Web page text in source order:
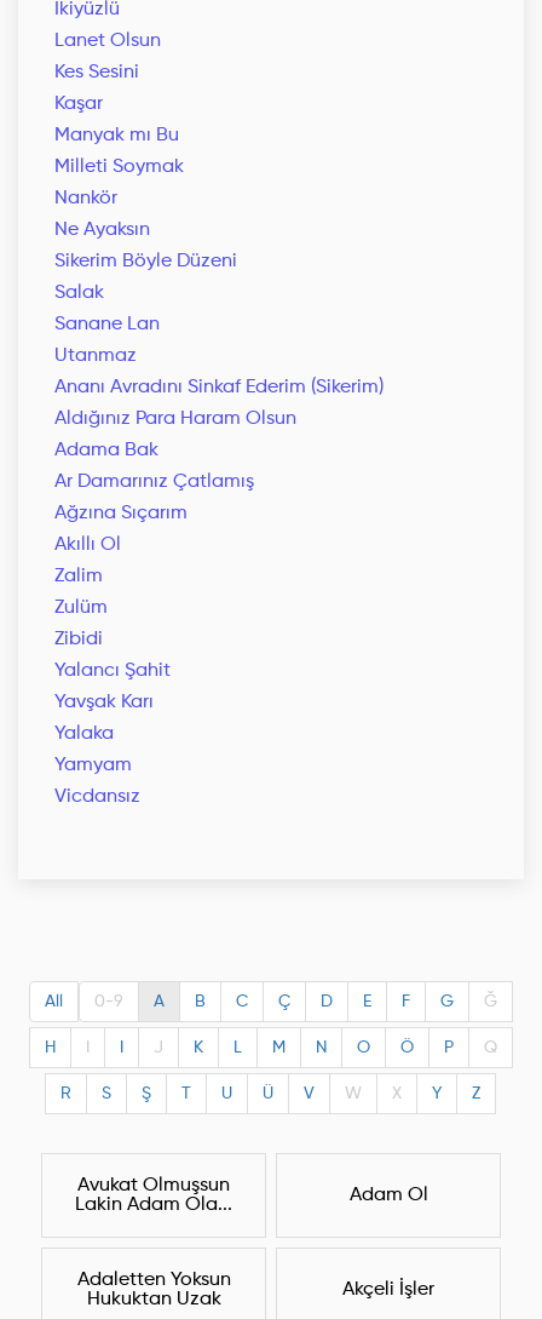
İkiyüzlü
Lanet Olsun
Kes Sesini
Kaşar
Manyak mı Bu
Milleti Soymak
Nankör
Ne Ayaksın
Sikerim Böyle Düzeni
Salak
Sanane Lan
Utanmaz
Ananı Avradını Sinkaf Ederim (Sikerim)
Aldığınız Para Haram Olsun
Adama Bak
Ar Damarınız Çatlamış
Ağzına Sıçarım
Akıllı Ol
Zalim
Zulüm
Zibidi
Yalancı Şahit
Yavşak Karı
Yalaka
Yamyam
Vicdansız
All 0-9 A B C Ç D E F G Ğ
H J K L M N O Ö P Q
R S Ş U Ü V W X Y Z
Avukat Olmuşsun
Lakin Adam Ola...
Adam Ol
Adaletten Yoksun
Hukuktan Uzak
Akçeli İşler